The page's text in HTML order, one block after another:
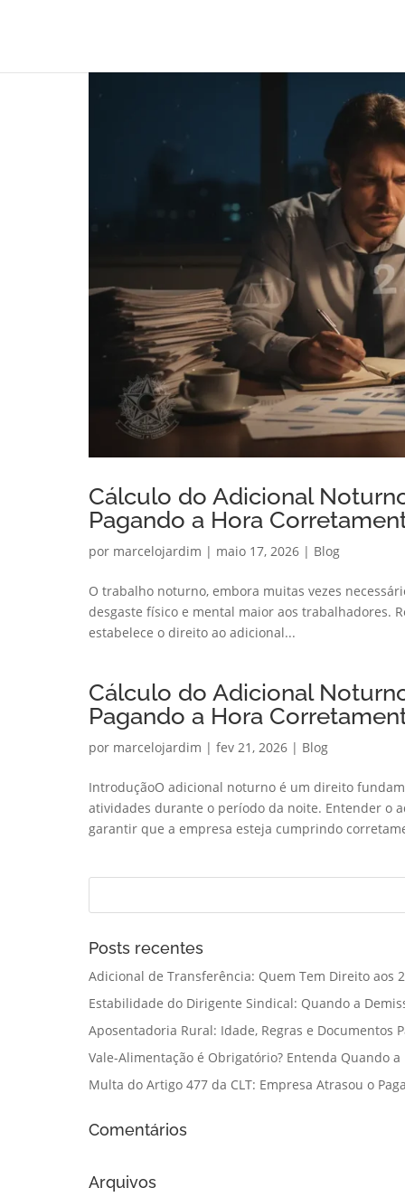
Cálculo do Adicional
Pagando a Hora
por marcelojardim | maio 17, 2026 | Blog
O trabalho noturno, embora muitas vezes
desgaste físico e mental maior aos trabalhadores.
estabelece o direito ao adicional...
Cálculo do Adicional
Pagando a Hora
por marcelojardim | fev 21, 2026 | Blog
IntroduçãoO adicional noturno é um direito
atividades durante o período da noite. Entender o
garantir que a empresa esteja cumprindo
Posts recentes
Adicional de Transferência: Quem Tem Direito aos
Estabilidade do Dirigente Sindical: Quando a
Aposentadoria Rural: Idade, Regras e Documentos
Vale-Alimentação é Obrigatório? Entenda Quando
Multa do Artigo 477 da CLT: Empresa Atrasou o
Comentários
Arquivos